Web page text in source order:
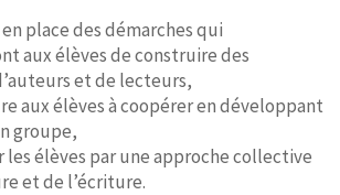
place des démarches qui
aux élèves de construire des
et de lecteurs,
aux élèves à coopérer en développant
groupe,
les élèves par une approche collective
et de l’écriture.